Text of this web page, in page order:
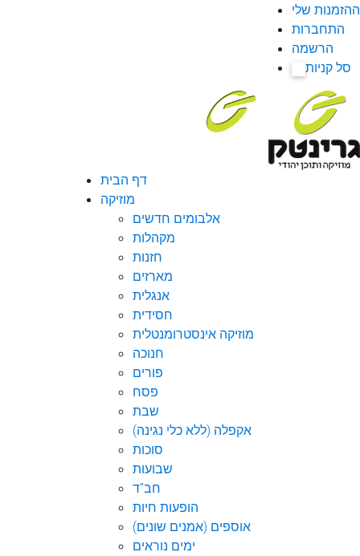
ההזמנות שלי
התחברות
הרשמה
סל קניות
דף הבית
מוזיקה
אלבומים חדשים
מקהלות
חזנות
מארזים
אנגלית
חסידית
מוזיקה אינסטרומנטלית
חנוכה
פורים
פסח
שבת
אקפלה (ללא כלי נגינה)
סוכות
שבועות
חב"ד
הופעות חיות
אוספים (אמנים שונים)
ימים נוראים